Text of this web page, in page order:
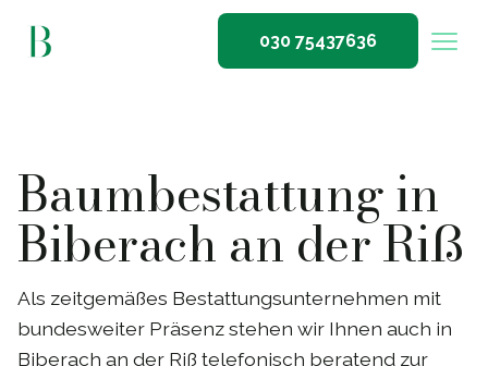
030 75437636
Baumbestattung in
Biberach an der Riß
Als zeitgemäßes Bestattungsunternehmen mit
bundesweiter Präsenz stehen wir Ihnen auch in
Biberach an der Riß telefonisch beratend zur